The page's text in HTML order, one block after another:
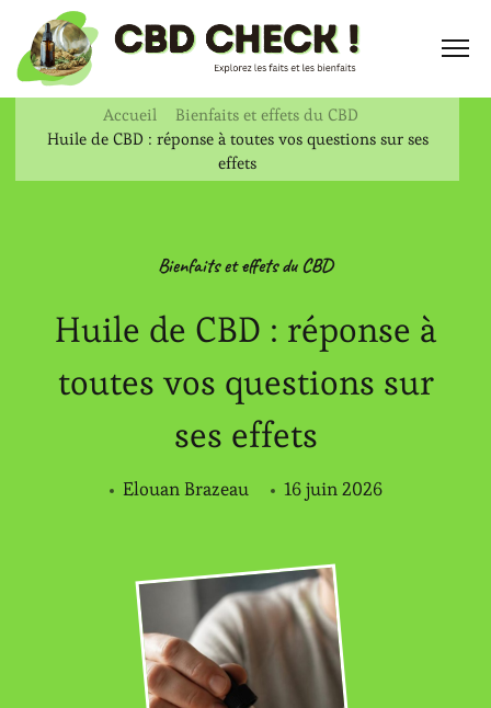
Accueil
Bienfaits et effets du CBD
Huile de CBD : réponse à toutes vos questions sur ses
effets
Bienfaits et effets du CBD
Huile de CBD : réponse à
toutes vos questions sur
ses effets
Elouan Brazeau 16 juin 2026